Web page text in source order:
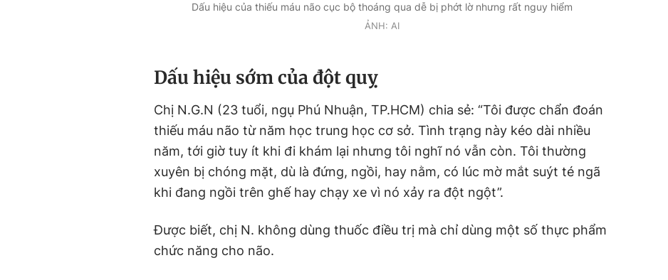
Dấu hiệu của thiếu máu não cục bộ thoáng qua dễ bị phớt lờ nhưng rất nguy hiểm
ẢNH: AI
Dấu hiệu sớm của đột quỵ
Chị N.G.N (23 tuổi, ngụ Phú Nhuận, TP.HCM) chia sẻ: “Tôi được chẩn đoán
thiếu máu não từ năm học trung học cơ sở. Tình trạng này kéo dài nhiều
năm, tới giờ tuy ít khi đi khám lại nhưng tôi nghĩ nó vẫn còn. Tôi thường
xuyên bị chóng mặt, dù là đứng, ngồi, hay nằm, có lúc mờ mắt suýt té ngã
khi đang ngồi trên ghế hay chạy xe vì nó xảy ra đột ngột”.
Được biết, chị N. không dùng thuốc điều trị mà chỉ dùng một số thực phẩm
chức năng cho não.